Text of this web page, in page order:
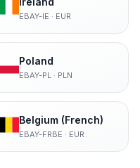
EBAY-IE · EUR
Poland
EBAY-PL· PLN
Belgium (French)
EBAY-FRBE · EUR